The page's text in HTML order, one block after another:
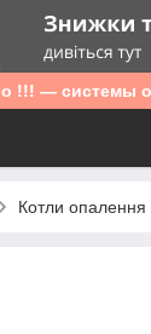
!!! — системы
Котли опалення